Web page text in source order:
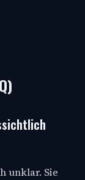
unklar. Sie